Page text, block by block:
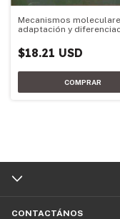
Mecanismos
adaptación y
$18.21 USD
CONTACTÁNOS